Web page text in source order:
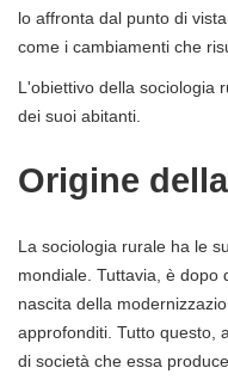
lo affronta dal punto di
come i cambiamenti che
L'obiettivo della sociologia
dei suoi abitanti.
Origine
La sociologia rurale ha le
mondiale. Tuttavia, è dopo
nascita della
approfonditi. Tutto questo,
di società che essa